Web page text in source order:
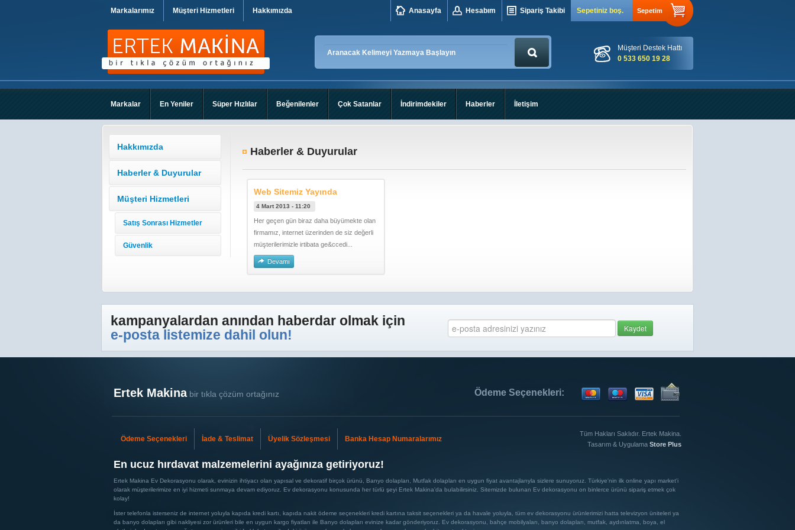
Müşteri Destek Hattı
0 533 650 19 28
Markalarımız Müşteri Hizmetleri Hakkımızda Sipariş Takibi
Hesabım
Anasayfa Sepetiniz boş. Sepetim
Markalar En Yeniler Süper Hızlılar Beğenilenler Çok Satanlar İndirimdekiler Haberler İletişim
Hakkımızda
Haberler & Duyurular
Müşteri Hizmetleri
Satış Sonrası Hizmetler
Güvenlik
Haberler & Duyurular
Web Sitemiz Yayında
4 Mart 2013 - 11:20
Her geçen gün biraz daha büyümekte olan
firmamız, internet üzerinden de siz değerli
müşterilerimizle irtibata ge&ccedi...
Devamı
kampanyalardan anından haberdar olmak için
e-posta listemize dahil olun!
Kaydet
Ertek Makinabir tıkla çözüm ortağınız Ödeme Seçenekleri:
Ödeme Seçenekleri İade & Teslimat Üyelik Sözleşmesi Banka Hesap Numaralarımız
Tüm Hakları Saklıdır. Ertek Makina.
Tasarım & Uygulama Store Plus
En ucuz hırdavat malzemelerini ayağınıza getiriyoruz!
Ertek Makina Ev Dekorasyonu olarak, evinizin ihtiyacı olan yapısal ve dekoratif birçok ürünü, Banyo dolapları, Mutfak dolapları en uygun fiyat avantajlarıyla sizlere sunuyoruz. Türkiye'nin ilk online yapı market'i
olarak müşterilerimize en iyi hizmeti sunmaya devam ediyoruz. Ev dekorasyonu konusunda her türlü şeyi Ertek Makina'da bulabilirsiniz. Sitemizde bulunan Ev dekorasyonu on binlerce ürünü sipariş etmek çok
kolay!
İster telefonla isterseniz de internet yoluyla kapıda kredi kartı, kapıda nakit ödeme seçenekleri kredi kartına taksit seçenekleri ya da havale yoluyla, tüm ev dekorasyonu ürünlerimizi hatta televizyon üniteleri ya
da banyo dolapları gibi nakliyesi zor ürünleri bile en uygun kargo fiyatları ile Banyo dolapları evinize kadar gönderiyoruz. Ev dekorasyonu, bahçe mobilyaları, banyo dolapları, mutfak, aydınlatma, boya, el